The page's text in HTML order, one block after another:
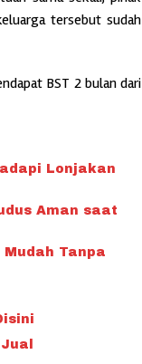
tersebut sudah
BST 2 bulan dari
Lonjakan
Aman saat
Mudah Tanpa